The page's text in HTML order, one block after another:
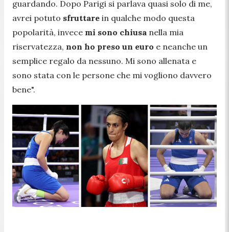
guardando. Dopo Parigi si parlava quasi solo di me,
avrei potuto sfruttare in qualche modo questa
popolarità, invece mi sono chiusa nella mia
riservatezza, non ho preso un euro e neanche un
semplice regalo da nessuno. Mi sono allenata e
sono stata con le persone che mi vogliono davvero
bene".